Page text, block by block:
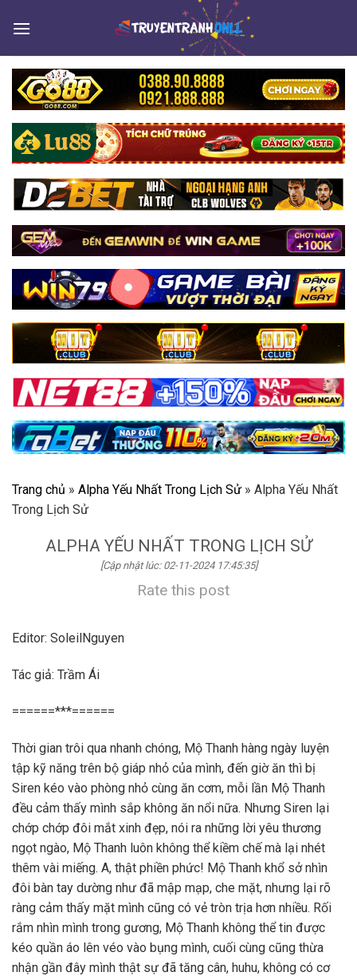
Trang chủ » Alpha Yếu Nhất Trong Lịch Sử » Alpha Yếu Nhất
Trong Lịch Sử
ALPHA YẾU NHẤT TRONG LỊCH SỬ
[Cập nhật lúc: 02-11-2024 17:45:35]
Rate this post
Editor: SoleilNguyen
Tác giả: Trầm Ái
======***======
Thời gian trôi qua nhanh chóng, Mộ Thanh hàng ngày luyện
tập kỹ năng trên bộ giáp nhỏ của mình, đến giờ ăn thì bị
Siren kéo vào phòng nhỏ cùng ăn cơm, mỗi lần Mộ Thanh
đều cảm thấy mình sắp không ăn nổi nữa. Nhưng Siren lại
chớp chớp đôi mắt xinh đẹp, nói ra những lời yêu thương
ngọt ngào, Mộ Thanh luôn không thể kiềm chế mà lại nhét
thêm vài miếng. A, thật phiền phức! Mộ Thanh khổ sở nhìn
đôi bàn tay dường như đã mập mạp, che mặt, nhưng lại rõ
ràng cảm thấy mặt mình cũng có vẻ tròn trịa hơn nhiều. Rối
rắm nhìn mình trong gương, Mộ Thanh không thể tin được
kéo quần áo lên véo vào bụng mình, cuối cùng cũng thừa
nhận gần đây mình thật sự đã tăng cân, huhu, không có cơ